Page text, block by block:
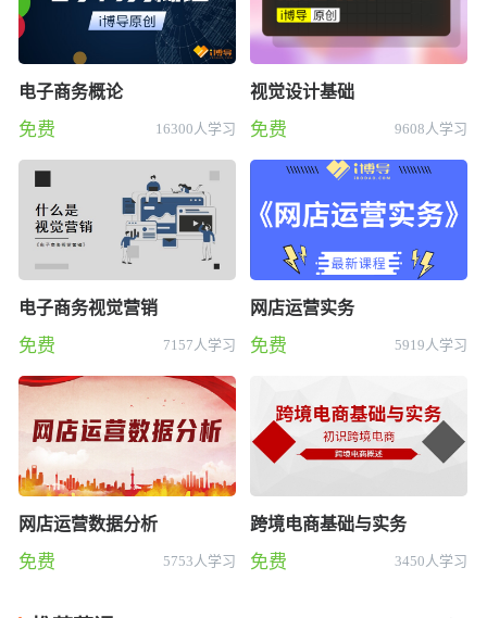
电子商务概论
免费 16300人学习
视觉设计基础
免费 9608人学习
电子商务视觉营销
免费 7157人学习
网店运营实务
免费 5919人学习
网店运营数据分析
免费 5753人学习
跨境电商基础与实务
免费 3450人学习